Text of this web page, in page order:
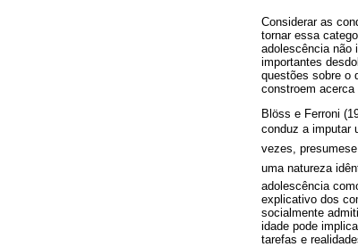
Considerar as
tornar essa
adolescência não
importantes
questões sobre o
constroem acerca
Blöss e Ferroni
conduz a imputar
vezes,
uma natureza
adolescência
explicativo dos
socialmente
idade pode
tarefas e